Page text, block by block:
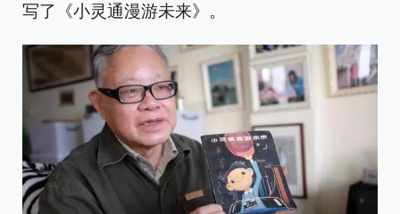
写了《小灵通漫游未来》。